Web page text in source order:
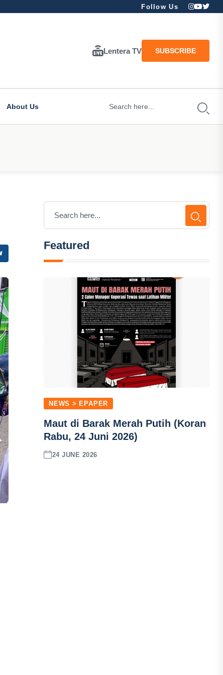
Follow Us
Lentera TV SUBSCRIBE
About Us
Featured
NEWS > EPAPER
Maut di Barak Merah Putih (Koran
Rabu, 24 Juni 2026)
24 JUNE 2026